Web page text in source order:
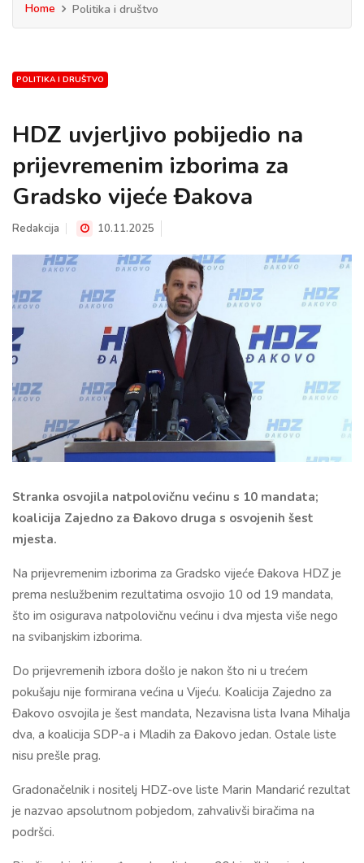
Home Politika i društvo
POLITIKA I DRUŠTVO
HDZ uvjerljivo pobijedio na
prijevremenim izborima za
Gradsko vijeće Đakova
Redakcija 10.11.2025
Stranka osvojila natpolovičnu većinu s 10 mandata;
koalicija Zajedno za Đakovo druga s osvojenih šest
mjesta.
Na prijevremenim izborima za Gradsko vijeće Đakova HDZ je
prema neslužbenim rezultatima osvojio 10 od 19 mandata,
što im osigurava natpolovičnu većinu i dva mjesta više nego
na svibanjskim izborima.
Do prijevremenih izbora došlo je nakon što ni u trećem
pokušaju nije formirana većina u Vijeću. Koalicija Zajedno za
Đakovo osvojila je šest mandata, Nezavisna lista Ivana Mihalja
dva, a koalicija SDP-a i Mladih za Đakovo jedan. Ostale liste
nisu prešle prag.
Gradonačelnik i nositelj HDZ-ove liste Marin Mandarić rezultat
je nazvao apsolutnom pobjedom, zahvalivši biračima na
podršci.